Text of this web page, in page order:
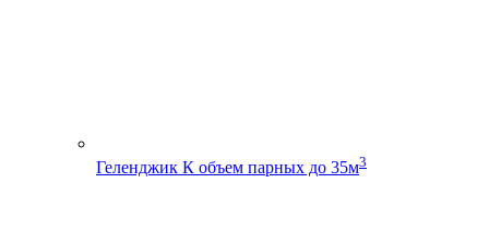
Геленджик К объем парных до 35м3